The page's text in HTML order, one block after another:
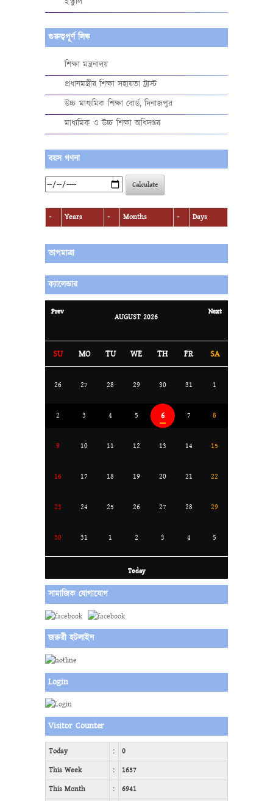
গুরুত্বপূর্ণ লিঙ্ক
শিক্ষা মন্ত্রনালয়
প্রধানমন্ত্রীর শিক্ষা সহায়তা ট্রাস্ট
উচ্চ মাধ্যমিক শিক্ষা বোর্ড, দিনাজপুর
মাধ্যমিক ও উচ্চ শিক্ষা অধিদপ্তর
বয়স গণনা
Calculate
- Years - Months - Days
তাপমাত্রা
ক্যালেন্ডার
Prev
AUGUST 2026
Next
SU MO TU WE TH FR SA
26 27 28 29 30 31 1
2 3 4 5 6 7 8
9 10 11 12 13 14 15
16 17 18 19 20 21 22
23 24 25 26 27 28 29
30 31 1 2 3 4 5
Today
সামাজিক যোগাযোগ
জরুরী হটলাইন
Login
Visitor Counter
Today :
0
This Week
:
1657
This Month
: 6941